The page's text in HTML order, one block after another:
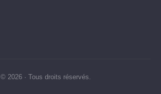
© 2026 · Tous droits réservés.